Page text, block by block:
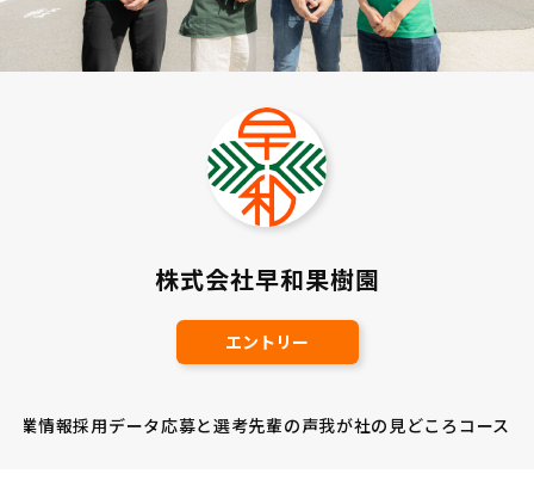
株式会社早和果樹園
エントリー
企業情報採用データ応募と選考先輩の声我が社の見どころ コース